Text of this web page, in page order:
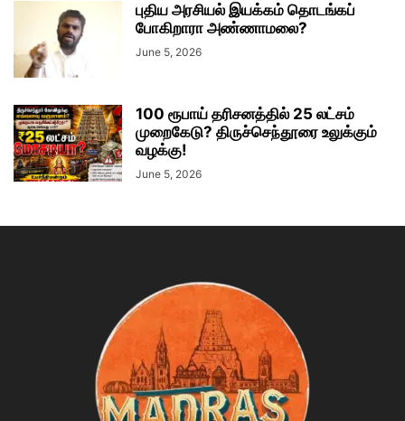
புதிய அரசியல் இயக்கம் தொடங்கப்
போகிறாரா அண்ணாமலை?
June 5, 2026
100 ரூபாய் தரிசனத்தில் 25 லட்சம்
முறைகேடு? திருச்செந்தூரை உலுக்கும்
வழக்கு!
June 5, 2026